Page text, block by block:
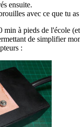
ensuite.
avec ce que tu
min à pieds de l'école
de simplifier
: